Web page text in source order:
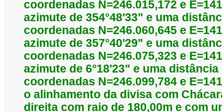
coordenadas N=246.015,172 e
azimute de 354°48'33" e uma
coordenadas N=246.060,645 e
azimute de 357°40'29" e uma
coordenadas N=246.075,323 e
azimute de 6°18'23" e uma
coordenadas N=246.099,784 e
o alinhamento da divisa com
direita com raio de 180,00m e com